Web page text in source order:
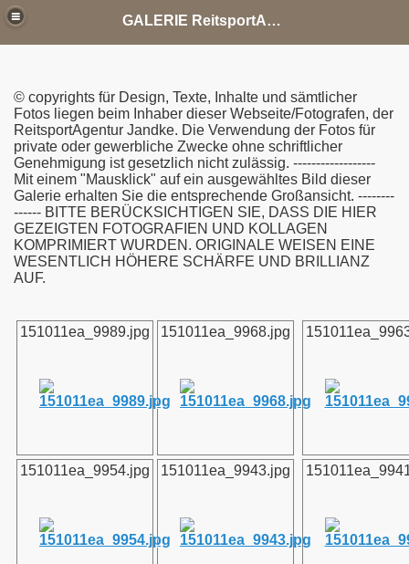
GALERIE ReitsportAgentur Jandke Tierfotografie
© copyrights für Design, Texte, Inhalte und sämtlicher
Fotos liegen beim Inhaber dieser Webseite/Fotografen, der
ReitsportAgentur Jandke. Die Verwendung der Fotos für
private oder gewerbliche Zwecke ohne schriftlicher
Genehmigung ist gesetzlich nicht zulässig. ------------------
Mit einem "Mausklick" auf ein ausgewähltes Bild dieser
Galerie erhalten Sie die entsprechende Großansicht. --------
------ BITTE BERÜCKSICHTIGEN SIE, DASS DIE HIER
GEZEIGTEN FOTOGRAFIEN UND KOLLAGEN
KOMPRIMIERT WURDEN. ORIGINALE WEISEN EINE
WESENTLICH HÖHERE SCHÄRFE UND BRILLIANZ
AUF.
151011ea_9989.jpg 151011ea_9968.jpg
151011ea_9954.jpg 151011ea_9943.jpg